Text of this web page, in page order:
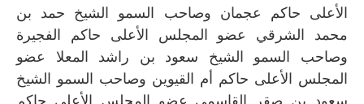
الأعلى حاكم عجمان وصاحب السمو الشيخ حمد بن
محمد الشرقي عضو المجلس الأعلى حاكم الفجيرة
وصاحب السمو الشيخ سعود بن راشد المعلا عضو
المجلس الأعلى حاكم أم القيوين وصاحب السمو الشيخ
سعود بن صقر القاسمي عضو المجلس الأعلى حاكم